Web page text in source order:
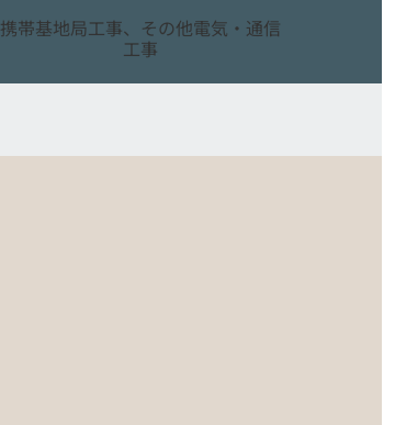
携帯基地局工事、その他電気・通信
工事